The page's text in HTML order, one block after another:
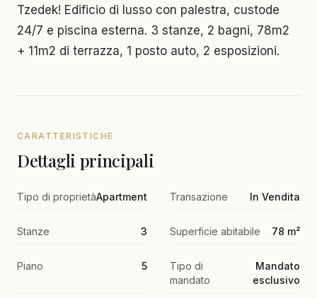
Tzedek! Edificio di lusso con palestra, custode
24/7 e piscina esterna. 3 stanze, 2 bagni, 78m2
+ 11m2 di terrazza, 1 posto auto, 2 esposizioni.
CARATTERISTICHE
Dettagli principali
Tipo di proprietàApartment Transazione In Vendita
Stanze 3 Superficie abitabile 78 m²
Piano 5
Tipo di
mandato
Mandato
esclusivo